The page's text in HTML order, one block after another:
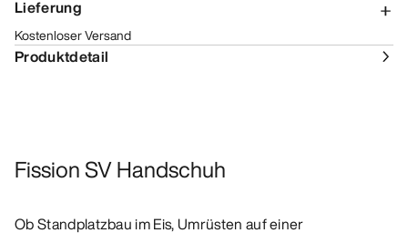
Lieferung
Kostenloser Versand
Produktdetail
Fission SV Handschuh
Ob Standplatzbau im Eis, Umrüsten auf einer